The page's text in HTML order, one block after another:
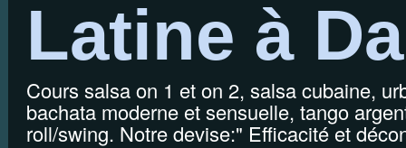
Latine à
Cours salsa on 1 et on 2, salsa cubaine,
bachata moderne et sensuelle, tango
roll/swing. Notre devise:" Efficacité et